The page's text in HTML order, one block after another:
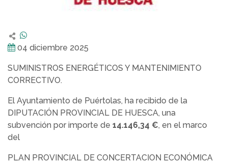
04 diciembre 2025
SUMINISTROS ENERGÉTICOS Y MANTENIMIENTO
CORRECTIVO.
El Ayuntamiento de Puértolas, ha recibido de la
DIPUTACIÓN PROVINCIAL DE HUESCA, una
subvención por importe de 14.146,34 €, en el marco
del
PLAN PROVINCIAL DE CONCERTACION ECONÓMICA